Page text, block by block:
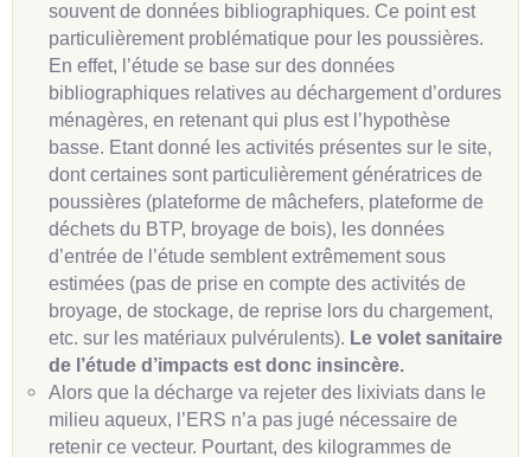
souvent de données bibliographiques. Ce point est
particulièrement problématique pour les poussières.
En effet, l’étude se base sur des données
bibliographiques relatives au déchargement d’ordures
ménagères, en retenant qui plus est l’hypothèse
basse. Etant donné les activités présentes sur le site,
dont certaines sont particulièrement génératrices de
poussières (plateforme de mâchefers, plateforme de
déchets du BTP, broyage de bois), les données
d’entrée de l’étude semblent extrêmement sous
estimées (pas de prise en compte des activités de
broyage, de stockage, de reprise lors du chargement,
etc. sur les matériaux pulvérulents). Le volet sanitaire
de l’étude d’impacts est donc insincère.
Alors que la décharge va rejeter des lixiviats dans le
milieu aqueux, l’ERS n’a pas jugé nécessaire de
retenir ce vecteur. Pourtant, des kilogrammes de